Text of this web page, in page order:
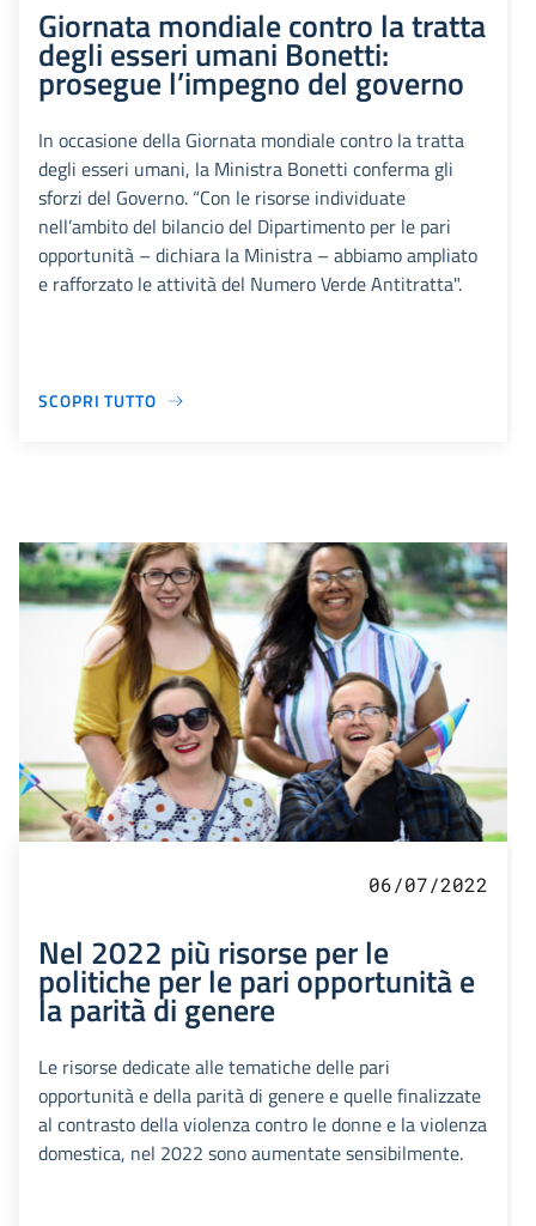
Giornata mondiale contro la tratta
degli esseri umani Bonetti:
prosegue l’impegno del governo
In occasione della Giornata mondiale contro la tratta
degli esseri umani, la Ministra Bonetti conferma gli
sforzi del Governo. “Con le risorse individuate
nell’ambito del bilancio del Dipartimento per le pari
opportunità – dichiara la Ministra – abbiamo ampliato
e rafforzato le attività del Numero Verde Antitratta".
SCOPRI TUTTO
06/07/2022
Nel 2022 più risorse per le
politiche per le pari opportunità e
la parità di genere
Le risorse dedicate alle tematiche delle pari
opportunità e della parità di genere e quelle finalizzate
al contrasto della violenza contro le donne e la violenza
domestica, nel 2022 sono aumentate sensibilmente.